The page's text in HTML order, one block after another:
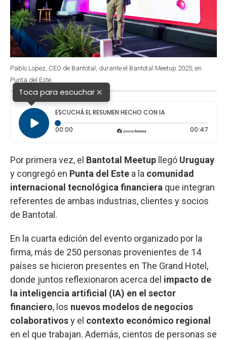
Pablo Lopez, CEO de Bantotal, durante el Bantotal Meetup 2025, en
Punta del Este.
Toca para escuchar×
ESCUCHÁ EL RESUMEN HECHO CON IA
00:00 Tiempo transcurrido: 0 segundos 00:47
Por primera vez, el Bantotal Meetup llegó Uruguay
y congregó en Punta del Este a la comunidad
internacional tecnológica financiera que integran
referentes de ambas industrias, clientes y socios
de Bantotal.
En la cuarta edición del evento organizado por la
firma, más de 250 personas provenientes de 14
países se hicieron presentes en The Grand Hotel,
donde juntos reflexionaron acerca del impacto de
la inteligencia artificial (IA) en el sector
financiero, los nuevos modelos de negocios
colaborativosy el contexto económico regional
en el que trabajan. Además, cientos de personas se